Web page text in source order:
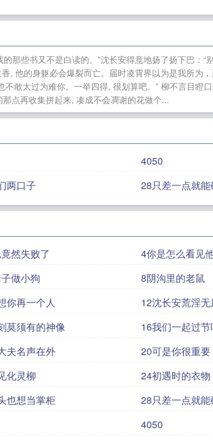
躺赢 神豪投资，日赚千万[娱乐圈] [雨
天幕今天也在直播我搞基建
那些书又不是白读的。”沈长安得意地扬了扬下巴：“
, 他的身躯必会爆裂而亡。届时凌霄界以为是我所为
敢太过为难你。一举四得, 很划算吧。” 柳不言目瞪
点再收集拼起来, 凑成不会凋谢的花做个...
4050
两口子 28只差一点就能
然失败了
4你是怎么看见
做小狗
8阴沟里的老鼠
你再一个人
12沈长安荒淫
莫须有的神像
16我们一起过
夫名声在外
20可是你很重要
化灵柳
24初遇时的衣物
也想当掌柜
28只差一点就能
4050